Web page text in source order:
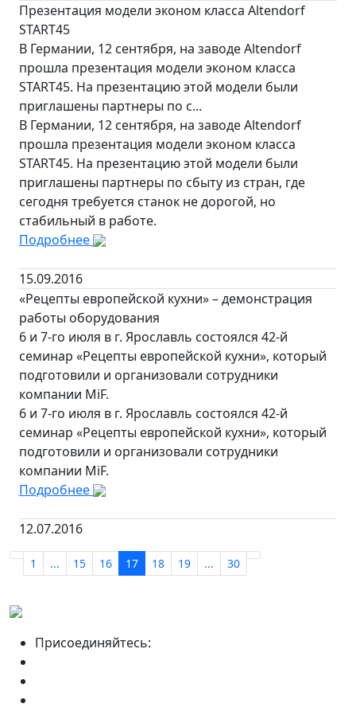
Презентация модели эконом класса Altendorf
START45
В Германии, 12 сентября, на заводе Altendorf
прошла презентация модели эконом класса
START45. На презентацию этой модели были
приглашены партнеры по с...
В Германии, 12 сентября, на заводе Altendorf
прошла презентация модели эконом класса
START45. На презентацию этой модели были
приглашены партнеры по сбыту из стран, где
сегодня требуется станок не дорогой, но
стабильный в работе.
Подробнее
15.09.2016
«Рецепты европейской кухни» – демонстрация
работы оборудования
6 и 7-го июля в г. Ярославль состоялся 42-й
семинар «Рецепты европейской кухни», который
подготовили и организовали сотрудники
компании MiF.
6 и 7-го июля в г. Ярославль состоялся 42-й
семинар «Рецепты европейской кухни», который
подготовили и организовали сотрудники
компании MiF.
Подробнее
12.07.2016
1 ... 15 16 17 18 19 ... 30
Присоединяйтесь: